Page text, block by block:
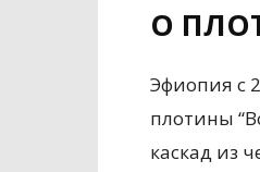
О
Эфиопия с
плотины
каскад из